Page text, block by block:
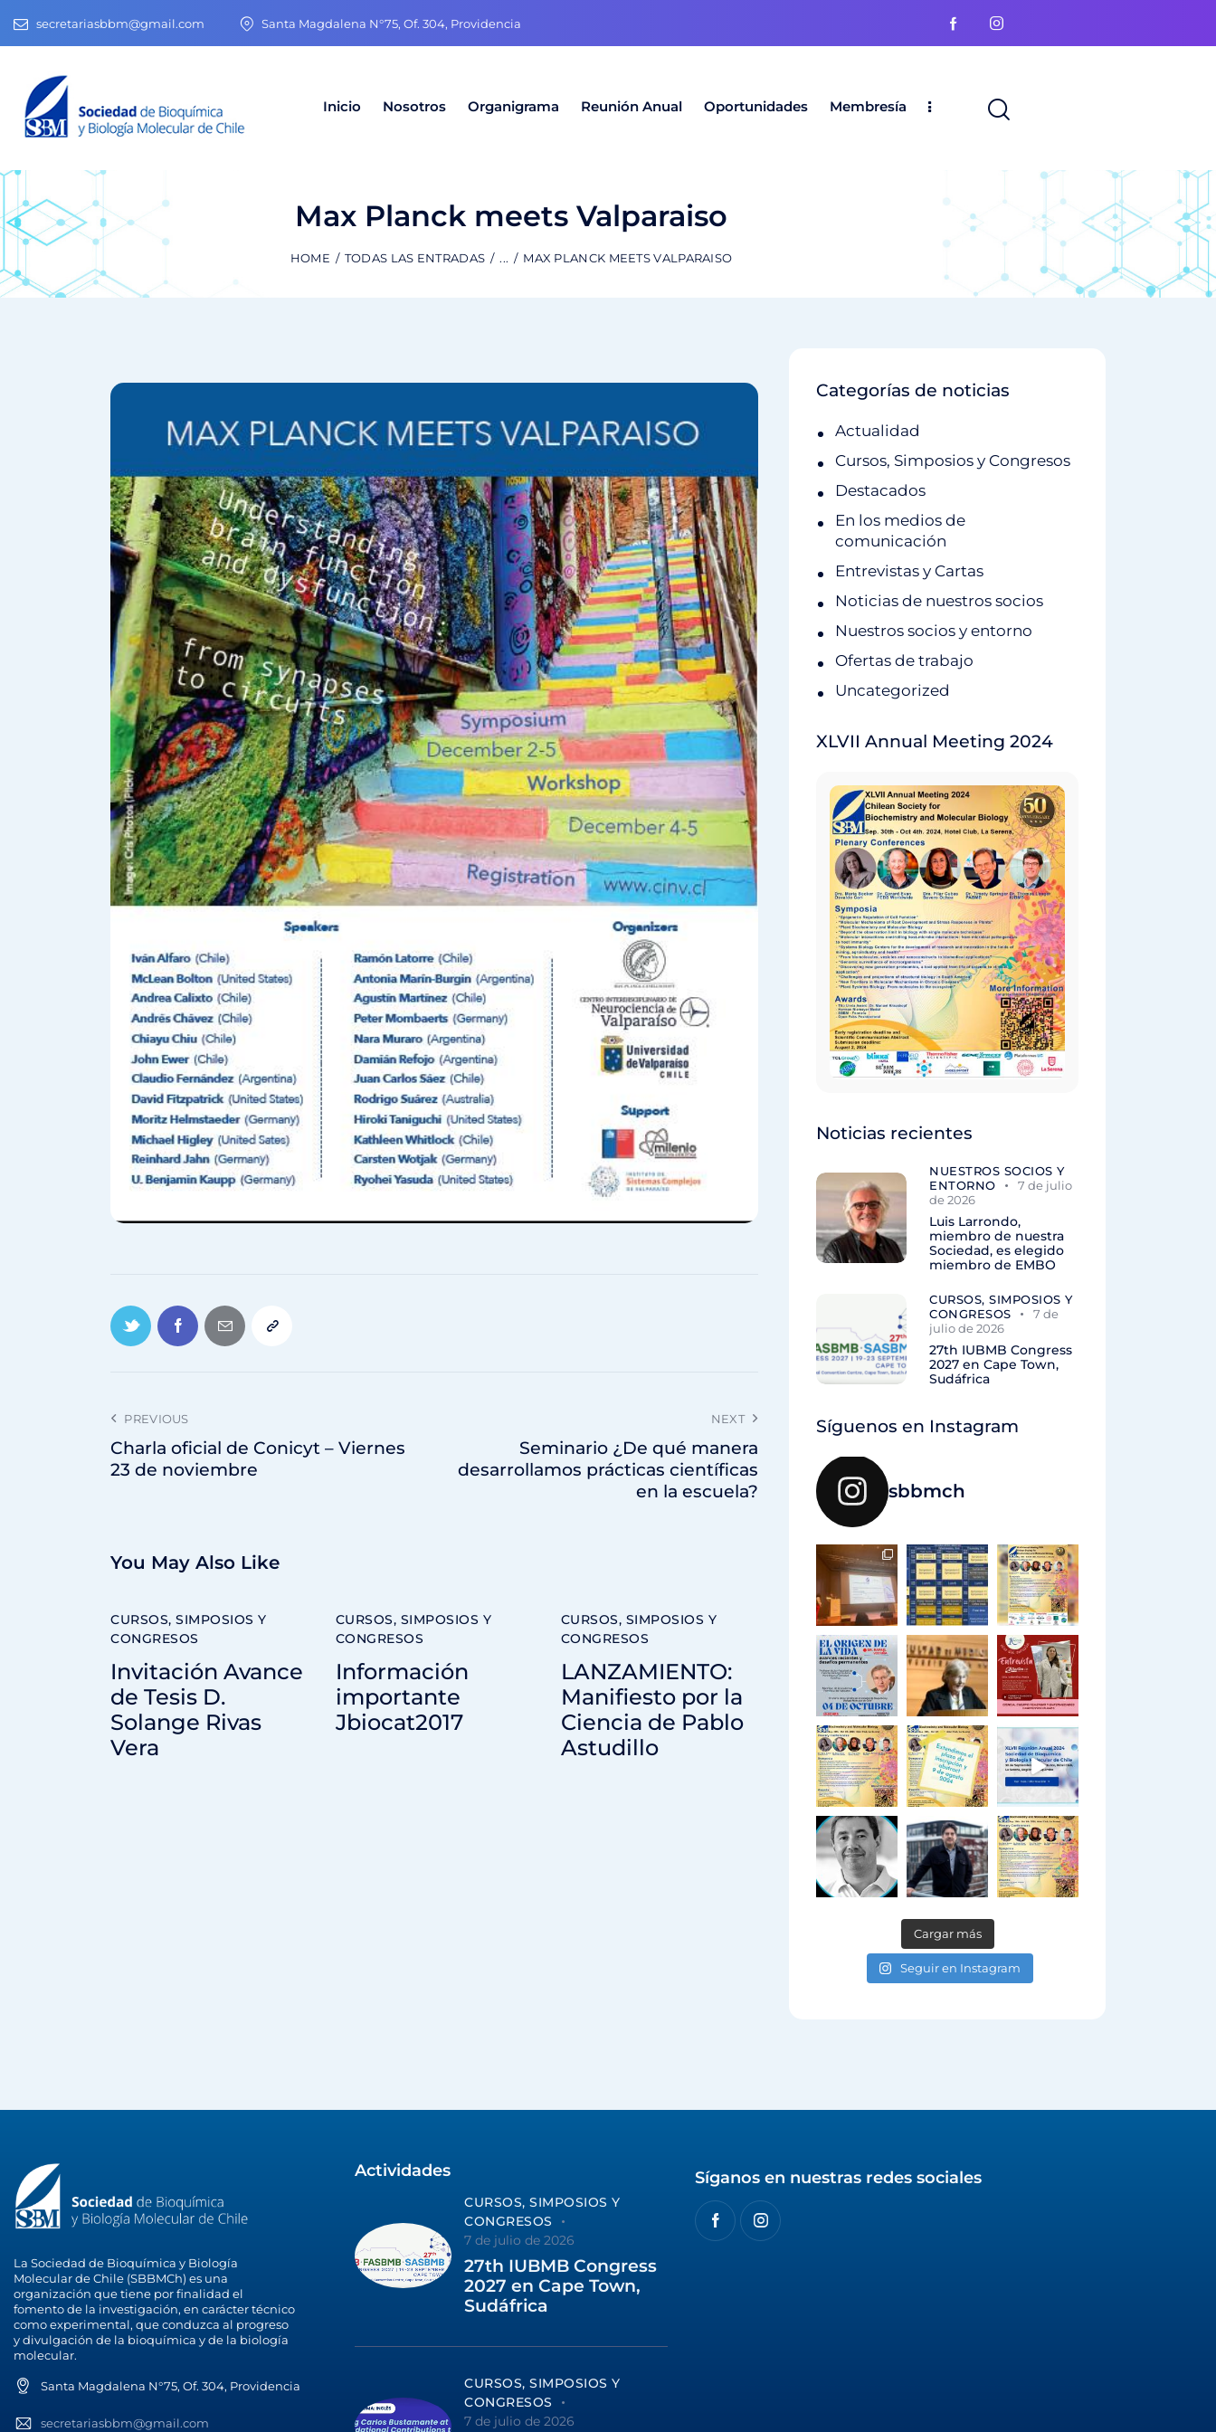
secretariasbbm@gmail.com Santa Magdalena N°75, Of. 304, Providencia
Inicio Nosotros Organigrama Reunión Anual Oportunidades Membresía
Max Planck meets Valparaiso
HOME TODAS LAS ENTRADAS ... MAX PLANCK MEETS VALPARAISO
PREVIOUS
Charla oficial de Conicyt – Viernes
23 de noviembre
NEXT
Seminario ¿De qué manera
desarrollamos prácticas científicas
en la escuela?
You May Also Like
CURSOS, SIMPOSIOS Y
CONGRESOS
Invitación Avance
de Tesis D.
Solange Rivas
Vera
CURSOS, SIMPOSIOS Y
CONGRESOS
Información
importante
Jbiocat2017
CURSOS, SIMPOSIOS Y
CONGRESOS
LANZAMIENTO:
Manifiesto por la
Ciencia de Pablo
Astudillo
Categorías de noticias
Actualidad
Cursos, Simposios y Congresos
Destacados
En los medios de
comunicación
Entrevistas y Cartas
Noticias de nuestros socios
Nuestros socios y entorno
Ofertas de trabajo
Uncategorized
XLVII Annual Meeting 2024
Noticias recientes
NUESTROS SOCIOS Y
ENTORNO
7 de julio
de 2026
Luis Larrondo,
miembro de nuestra
Sociedad, es elegido
miembro de EMBO
CURSOS, SIMPOSIOS Y
CONGRESOS
7 de
julio de 2026
27th IUBMB Congress
2027 en Cape Town,
Sudáfrica
Síguenos en Instagram
sbbmch
Cargar más
Seguir en Instagram
La Sociedad de Bioquímica y Biología
Molecular de Chile (SBBMCh) es una
organización que tiene por finalidad el
fomento de la investigación, en carácter técnico
como experimental, que conduzca al progreso
y divulgación de la bioquímica y de la biología
molecular.
Santa Magdalena N°75, Of. 304, Providencia
secretariasbbm@gmail.com
Actividades
CURSOS, SIMPOSIOS Y
CONGRESOS
7 de julio de 2026
27th IUBMB Congress
2027 en Cape Town,
Sudáfrica
CURSOS, SIMPOSIOS Y
CONGRESOS
7 de julio de 2026
Síganos en nuestras redes sociales